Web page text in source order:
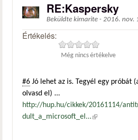
RE:Kaspersky
Beküldte kimarite - 2016. nov.
Értékelés:
Még nincs értékelve
#6 Jó lehet az is. Tegyél egy próbát
olvasd el) ...
http://hup.hu/cikkek/20161114/
dult_a_microsoft_el...(külső